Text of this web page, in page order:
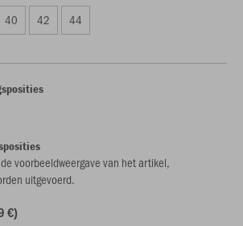
40 42 44
voorbeeldweergave van het artikel,
uitgevoerd.
€)